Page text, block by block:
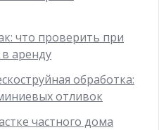
что проверить при
аренду
обработка:
отливок
частного дома